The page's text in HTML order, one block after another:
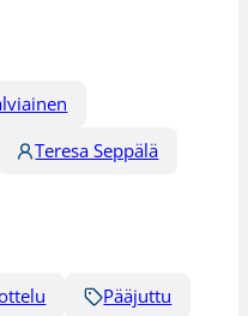
Teresa Seppälä
Pääjuttu